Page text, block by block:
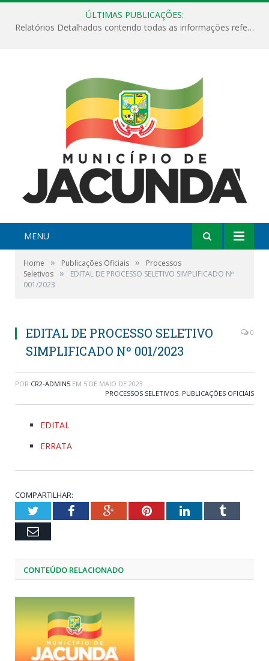
ÚLTIMAS PUBLICAÇÕES:
Relatórios Detalhados contendo todas as informações referentes a execução de recursos destinados ao fomento de projetos culturais no Município de Jacundá entre os anos de 2022 ao presente ano de 2026.
MENU
Home » Publicações Oficiais »
Processos
Seletivos »
EDITAL DE PROCESSO SELETIVO SIMPLIFICADO Nº
001/2023
EDITAL DE PROCESSO SELETIVO
SIMPLIFICADO Nº 001/2023
0
POR CR2-ADMIN5 EM 5 DE MAIO DE 2023
PROCESSOS SELETIVOS, PUBLICAÇÕES OFICIAIS
EDITAL
ERRATA
COMPARTILHAR:
TwitterFacebookGoogle+PinterestLinkedInTumblr
Email
CONTEÚDO RELACIONADO